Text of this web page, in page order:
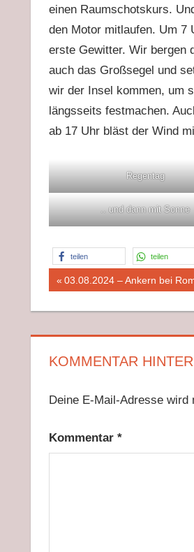
einen Raumschotskurs.
den Motor mitlaufen. Um 7
erste Gewitter. Wir bergen
auch das Großsegel und
wir der Insel kommen, um
längsseits festmachen.
ab 17 Uhr bläst der Wind
Regentag
.. und dann mit Sonne
teilen teilen
Vorheriger
03.08.2024 – Ankern bei
KOMMENTAR
Deine E-Mail-Adresse wird
Kommentar *